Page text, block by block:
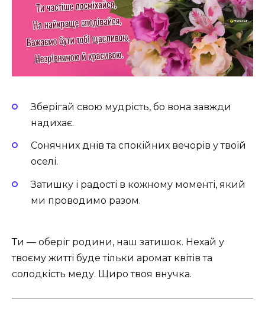
Зберігай свою мудрість, бо вона завжди
надихає.
Сонячних днів та спокійних вечорів у твоїй
оселі.
Затишку і радості в кожному моменті, який
ми проводимо разом.
Ти — оберіг родини, наш затишок. Нехай у
твоєму житті буде тільки аромат квітів та
солодкість меду. Щиро твоя внучка.